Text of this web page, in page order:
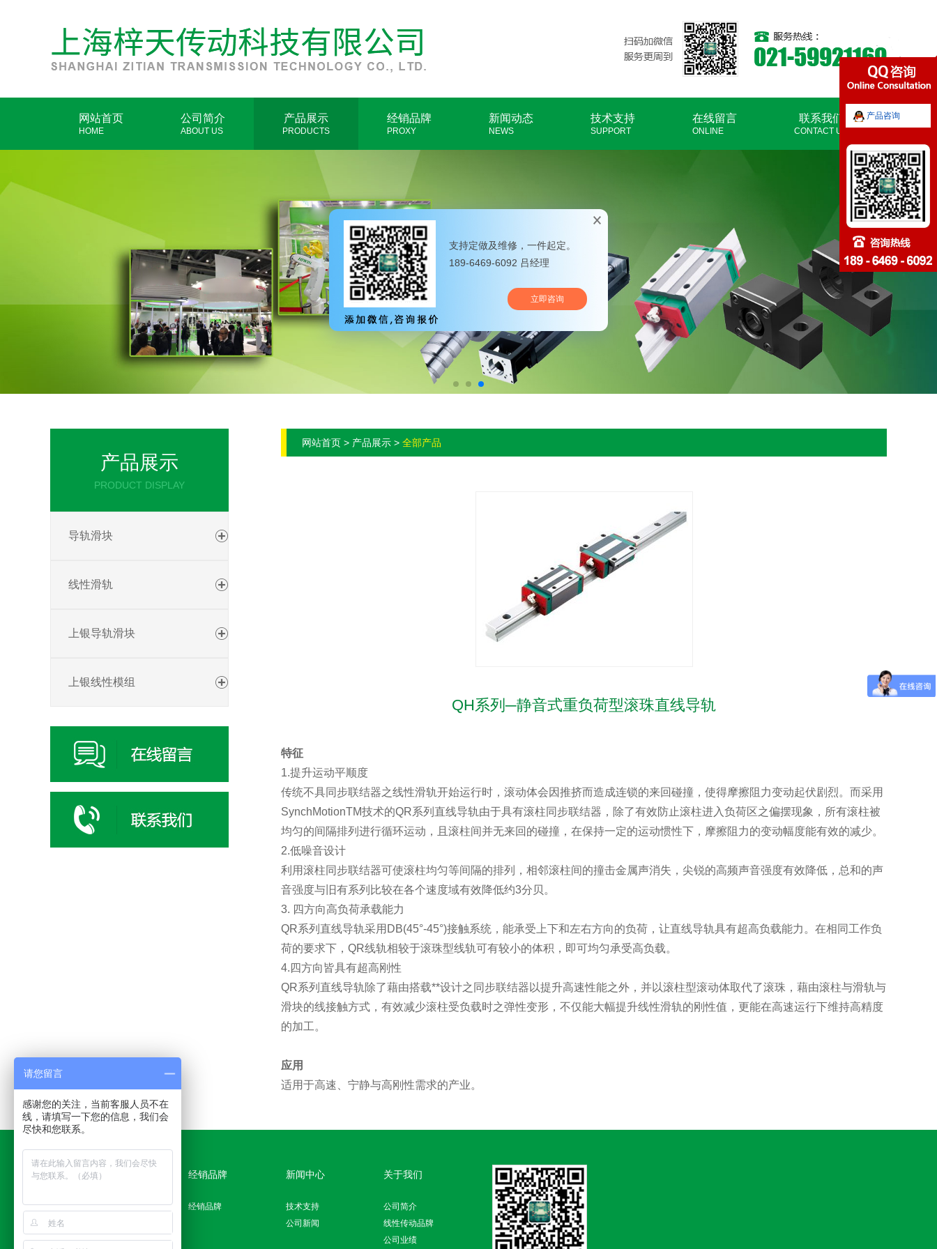
支持定做及维修，一件起定。
189-6469-6092 吕经理
立即咨询
网站首页
HOME
公司简介
ABOUT US
产品展示
PRODUCTS
经销品牌
PROXY
新闻动态
NEWS
技术支持
SUPPORT
在线留言
ONLINE
联系我们
CONTACT US
产品展示
PRODUCT DISPLAY
导轨滑块
线性滑轨
上银导轨滑块
上银线性模组
网站首页 > 产品展示 > 全部产品
QH系列─静音式重负荷型滚珠直线导轨
特征
1.提升运动平顺度
传统不具同步联结器之线性滑轨开始运行时，滚动体会因推挤而造成连锁的来回碰撞，使得摩擦阻力变动起伏剧烈。而采用
SynchMotionTM技术的QR系列直线导轨由于具有滚柱同步联结器，除了有效防止滚柱进入负荷区之偏摆现象，所有滚柱被
均匀的间隔排列进行循环运动，且滚柱间并无来回的碰撞，在保持一定的运动惯性下，摩擦阻力的变动幅度能有效的减少。
2.低噪音设计
利用滚柱同步联结器可使滚柱均匀等间隔的排列，相邻滚柱间的撞击金属声消失，尖锐的高频声音强度有效降低，总和的声
音强度与旧有系列比较在各个速度域有效降低约3分贝。
3. 四方向高负荷承载能力
QR系列直线导轨采用DB(45°-45°)接触系统，能承受上下和左右方向的负荷，让直线导轨具有超高负载能力。在相同工作负
荷的要求下，QR线轨相较于滚珠型线轨可有较小的体积，即可均匀承受高负载。
4.四方向皆具有超高刚性
QR系列直线导轨除了藉由搭载**设计之同步联结器以提升高速性能之外，并以滚柱型滚动体取代了滚珠，藉由滚柱与滑轨与
滑块的线接触方式，有效减少滚柱受负载时之弹性变形，不仅能大幅提升线性滑轨的刚性值，更能在高速运行下维持高精度
的加工。
应用
适用于高速、宁静与高刚性需求的产业。
产品分类
滚珠螺杆
精密线性模组
经销品牌
经销品牌
新闻中心
技术支持
公司新闻
关于我们
公司简介
线性传动品牌
公司业绩
产品咨询
请您留言
感谢您的关注，当前客服人员不在
线，请填写一下您的信息，我们会
尽快和您联系。